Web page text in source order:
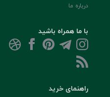
درباره ما
با ما همراه باشید
راهنمای خرید